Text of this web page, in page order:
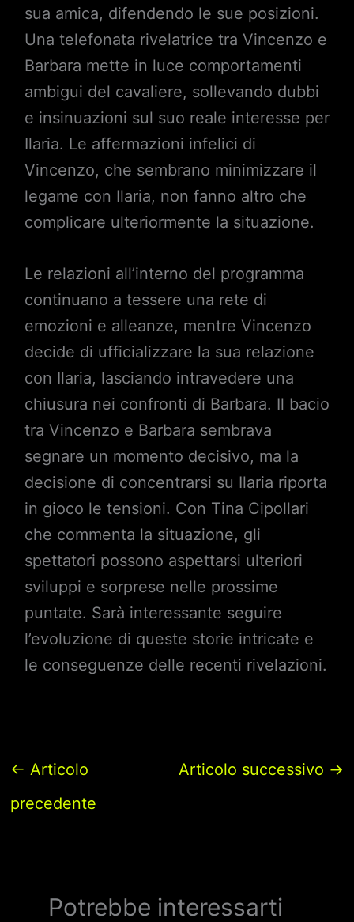
sua amica, difendendo le sue posizioni.
Una telefonata rivelatrice tra Vincenzo e
Barbara mette in luce comportamenti
ambigui del cavaliere, sollevando dubbi
e insinuazioni sul suo reale interesse per
Ilaria. Le affermazioni infelici di
Vincenzo, che sembrano minimizzare il
legame con Ilaria, non fanno altro che
complicare ulteriormente la situazione.
Le relazioni all’interno del programma
continuano a tessere una rete di
emozioni e alleanze, mentre Vincenzo
decide di ufficializzare la sua relazione
con Ilaria, lasciando intravedere una
chiusura nei confronti di Barbara. Il bacio
tra Vincenzo e Barbara sembrava
segnare un momento decisivo, ma la
decisione di concentrarsi su Ilaria riporta
in gioco le tensioni. Con Tina Cipollari
che commenta la situazione, gli
spettatori possono aspettarsi ulteriori
sviluppi e sorprese nelle prossime
puntate. Sarà interessante seguire
l’evoluzione di queste storie intricate e
le conseguenze delle recenti rivelazioni.
← Articolo
precedente
Articolo successivo →
Potrebbe interessarti